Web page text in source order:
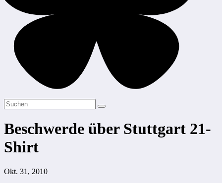
Beschwerde über Stuttgart 21-
Shirt
Okt. 31, 2010